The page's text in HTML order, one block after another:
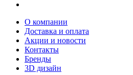
О компании
Доставка и оплата
Акции и новости
Контакты
Бренды
3D дизайн